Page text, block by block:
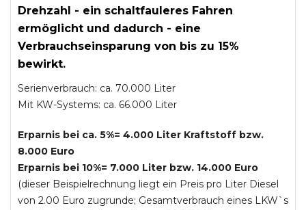
Drehzahl - ein schaltfauleres Fahren
ermöglicht und dadurch - eine
Verbrauchseinsparung von bis zu 15%
bewirkt.
Serienverbrauch: ca. 70.000 Liter
Mit KW-Systems: ca. 66.000 Liter
Erparnis bei ca. 5%= 4.000 Liter Kraftstoff bzw.
8.000 Euro
Erparnis bei 10%= 7.000 Liter bzw. 14.000 Euro
(dieser Beispielrechnung liegt ein Preis pro Liter Diesel
von 2.00 Euro zugrunde; Gesamtverbrauch eines LKW`s